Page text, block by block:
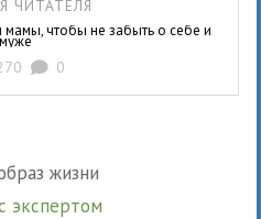
ЧИТАТЕЛЯ
чтобы не забыть о себе и
муже
K 0
жизни
экспертом